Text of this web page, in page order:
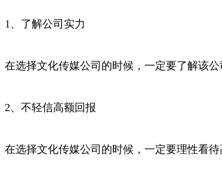
1、了解公司实力
在选择文化传媒公司的时候，一定要了解该
2、不轻信高额回报
在选择文化传媒公司的时候，一定要理性看